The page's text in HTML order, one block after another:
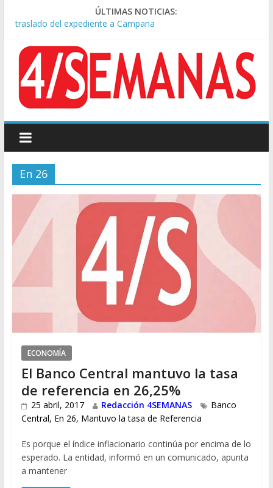
ÚLTIMAS NOTICIAS:
Causa AFA: el juez Amarante calificó de “ficción judicial” el
traslado del expediente a Campana
colectivo: siete heridos
Día de San Cayetano: masiva marcha a Plaza de Mayo de
sindicatos y organizaciones sociales
Pesar por la muerte de Leandro Rud, histórico representante
y conductor de TV
apuntó: “Vino un poco endiablada”
En 26
ECONOMÍA
El Banco Central mantuvo la tasa
de referencia en 26,25%
25 abril, 2017 Redacción 4SEMANAS
Banco
Central, En 26, Mantuvo la tasa de Referencia
Es porque el índice inflacionario continúa por encima de lo
esperado. La entidad, informó en un comunicado, apunta
a mantener